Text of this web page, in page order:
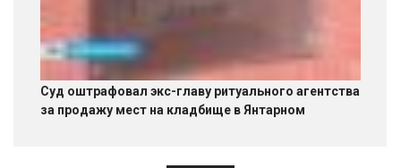
Суд оштрафовал экс-главу ритуального агентства
за продажу мест на кладбище в Янтарном